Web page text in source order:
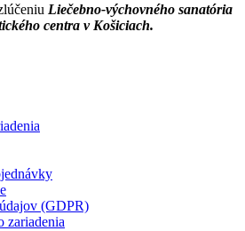
Liečebno-výchovného sanatória
centra v Košiciach.
(GDPR)
zariadenia